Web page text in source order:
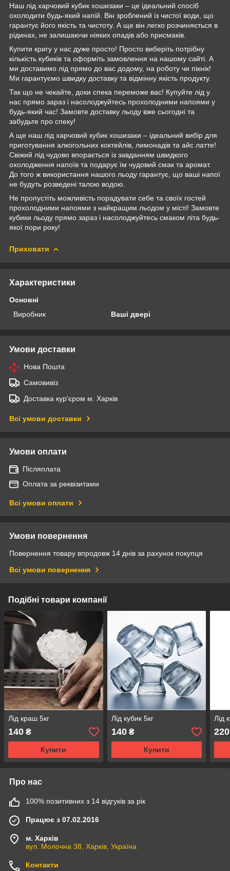
Наш лід харчовий кубик хошизаки – це ідеальний спосіб
охолодити будь-який напій. Він зроблений із чистої води, що
гарантує його якість та чистоту. А ще він легко розчиняється в
рідинах, не залишаючи ніяких опадів або присмаків.
Купити кригу у нас дуже просто! Просто виберіть потрібну
кількість кубиків та оформіть замовлення на нашому сайті. А
ми доставимо лід прямо до вас додому, на роботу чи пікнік!
Ми гарантуємо швидку доставку та відмінну якість продукту.
Так що не чекайте, доки спека переможе вас! Купуйте лід у
нас прямо зараз і насолоджуйтесь прохолодними напоями у
будь-який час! Замовте доставку льоду вже сьогодні та
забудьте про спеку!
А ще наш лід харчовий кубик хошизаки – ідеальний вибір для
приготування алкогольних коктейлів, лимонадів та айс латте!
Свіжий лід чудово впорається із завданням швидкого
охолодження напоїв та подарує їм чудовий смак та аромат.
До того ж використання нашого льоду гарантує, що ваші напої
не будуть розведені талою водою.
Не пропустіть можливість порадувати себе та своїх гостей
прохолодними напоями з найкращим льодом у місті! Замовте
кубики льоду прямо зараз і насолоджуйтесь смаком літа будь-
якої пори року!
Приховати
Характеристики
Основні
Виробник
Ваші двері
Умови доставки
Нова Пошта
Самовивіз
Доставка кур'єром м. Харків
Всі умови доставки
Умови оплати
Післяплата
Оплата за реквізитами
Всі умови оплати
Умови повернення
Повернення товару впродовж 14 днів за рахунок покупця
Всі умови повернення
Подібні товари компанії
Лід краш 5кг
140 ₴
Купити
Лід кубик 5кг
140₴
Купити
Лід
220
Про нас
100% позитивних з 14 відгуків за рік
Працює з 07.02.2016
м. Харків
вул. Молочна 38, Харків, Україна
Контакти